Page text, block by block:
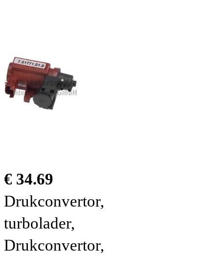
€ 34.69
Drukconvertor,
turbolader,
Drukconvertor,